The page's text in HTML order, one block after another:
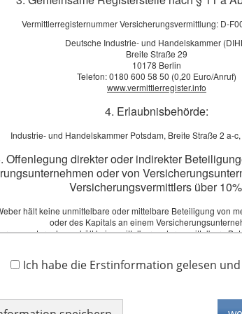
die Wiederherstellung verlorener Datensätze
zur Daten-Rekonstruktion aufwenden
unverbindlich und individuell beraten. Wir
zur Softwareversicherung anfordern!
Vermittlerregisternummer Versicherungsvermittlung: D-
Deutsche Industrie- und Handelskammer
Breite Straße 29
10178 Berlin
Telefon: 0180 600 58 50 (0,20 Euro/Anruf)
www.vermittlerregister.info
4. Erlaubnisbehörde:
Industrie- und Handelskammer Potsdam, Breite Straße 2 a-
Offenlegung direkter oder indirekter
oder von
Versicherungsvermittlers über
hält keine unmittelbare oder mittelbare Beteiligung von
oder des Kapitals an einem
hält keine mittelbare oder unmittelbare
6. Schlichtungsstellen:
Postfach 08 06 32, 10006 Berlin
Ich habe die Erstinformation gelesen